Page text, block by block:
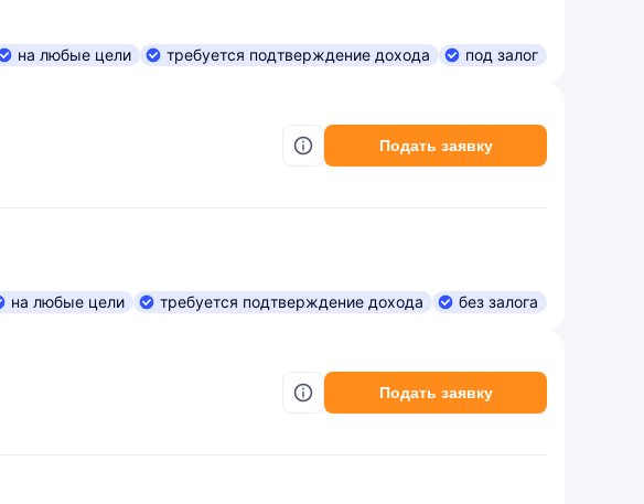
на любые цели требуется подтверждение дохода под залог
Подать заявку
на любые цели требуется подтверждение дохода без залога
Подать заявку